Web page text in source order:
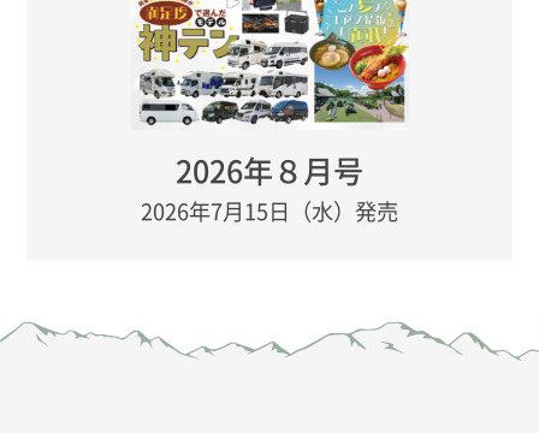
2026年８月号
2026年7月15日（水）発売